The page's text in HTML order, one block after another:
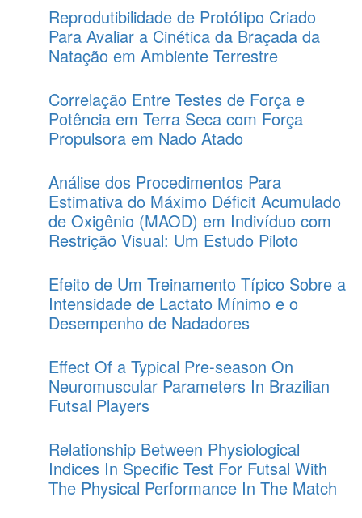
Reprodutibilidade de Protótipo Criado
Para Avaliar a Cinética da Braçada da
Natação em Ambiente Terrestre
Correlação Entre Testes de Força e
Potência em Terra Seca com Força
Propulsora em Nado Atado
Análise dos Procedimentos Para
Estimativa do Máximo Déficit Acumulado
de Oxigênio (MAOD) em Indivíduo com
Restrição Visual: Um Estudo Piloto
Efeito de Um Treinamento Típico Sobre a
Intensidade de Lactato Mínimo e o
Desempenho de Nadadores
Effect Of a Typical Pre-season On
Neuromuscular Parameters In Brazilian
Futsal Players
Relationship Between Physiological
Indices In Specific Test For Futsal With
The Physical Performance In The Match